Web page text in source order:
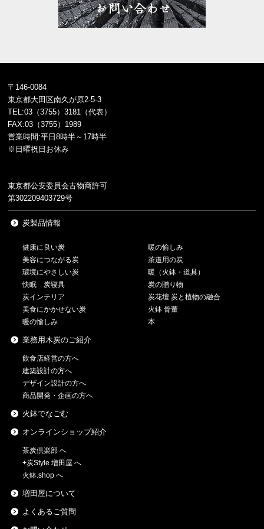
〒146-0084
東京都大田区南久が原2-5-3
TEL:03（3755）3181（代表）
FAX:03（3755）1989
営業時間:平日8時半～17時半
※日曜祝日お休み
東京都公安委員会古物商許可
第302209403729号
炭製品情報
健康に良い炭
美容につながる炭
環境にやさしい炭
快眠 炭寝具
炭インテリア
美食にかかせない炭
暖の愉しみ
暖の愉しみ
茶道用の炭
暖（火鉢・道具）
炭の贈り物
炭花壇 炭と植物の融合
火鉢 骨董
本
業務用木炭のご紹介
飲食店経営の方へ
建築設計の方へ
デザイン設計の方へ
商品開発・企画の方へ
火鉢でなごむ
オンラインショップ紹介
茶炭倶楽部 へ
+炭Style 増田屋 へ
火鉢.shop へ
増田屋について
よくあるご質問